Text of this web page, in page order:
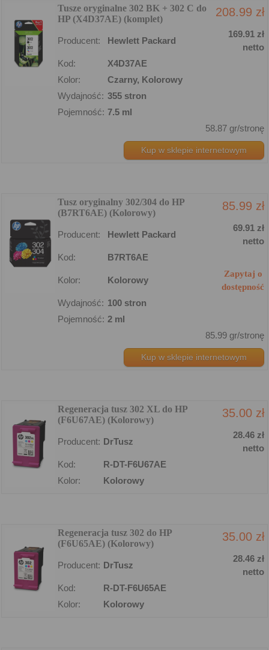
Tusze oryginalne 302 BK + 302 C do
HP (X4D37AE) (komplet)
208.99 zł
Producent: Hewlett Packard
169.91 zł
netto
Kod:
X4D37AE
Kolor:
Czarny, Kolorowy
Wydajność: 355 stron
Pojemność: 7.5 ml
58.87 gr/stronę
Kup w sklepie internetowym
Tusz oryginalny 302/304 do HP
(B7RT6AE) (Kolorowy)
85.99 zł
Producent: Hewlett Packard
69.91 zł
netto
Kod:
B7RT6AE
Kolor: Kolorowy
Zapytaj o
dostępność
Wydajność: 100 stron
Pojemność: 2 ml
85.99 gr/stronę
Kup w sklepie internetowym
Regeneracja tusz 302 XL do HP
(F6U67AE) (Kolorowy)
35.00 zł
Producent: DrTusz
28.46 zł
netto
Kod:
R-DT-F6U67AE
Kolor:
Kolorowy
Regeneracja tusz 302 do HP
(F6U65AE) (Kolorowy)
35.00 zł
Producent: DrTusz
28.46 zł
netto
Kod:
R-DT-F6U65AE
Kolor:
Kolorowy